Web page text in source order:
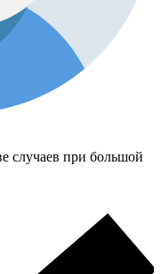
случаев при большой